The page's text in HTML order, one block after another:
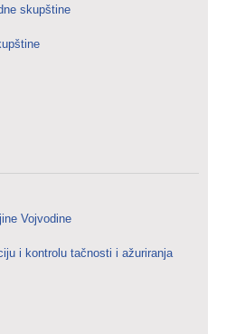
skupštine
Vojvodine
i kontrolu tačnosti i ažuriranja